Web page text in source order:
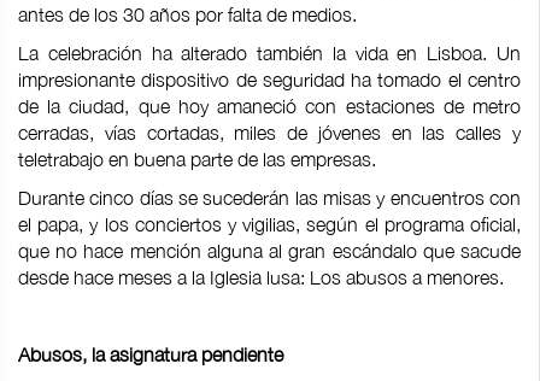
antes de los 30 años por falta de medios.
La celebración ha alterado también la vida en Lisboa. Un
impresionante dispositivo de seguridad ha tomado el centro
de la ciudad, que hoy amaneció con estaciones de metro
cerradas, vías cortadas, miles de jóvenes en las calles y
teletrabajo en buena parte de las empresas.
Durante cinco días se sucederán las misas y encuentros con
el papa, y los conciertos y vigilias, según el programa oficial,
que no hace mención alguna al gran escándalo que sacude
desde hace meses a la Iglesia lusa: Los abusos a menores.
Abusos, la asignatura pendiente